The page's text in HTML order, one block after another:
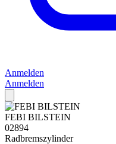
Anmelden
Anmelden
FEBI BILSTEIN
02894
Radbremszylinder